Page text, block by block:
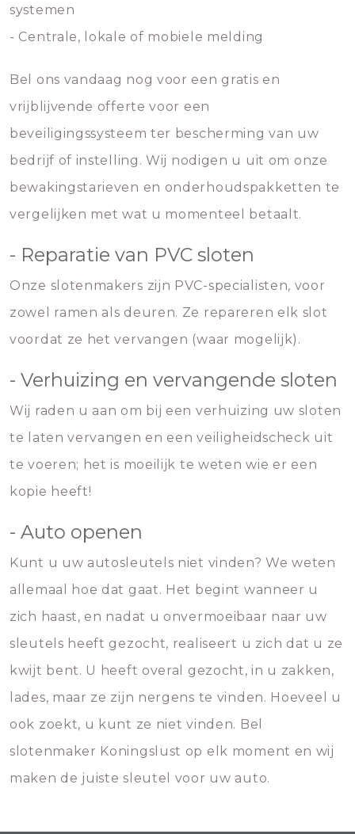
systemen
- Centrale, lokale of mobiele melding
Bel ons vandaag nog voor een gratis en
vrijblijvende offerte voor een
beveiligingssysteem ter bescherming van uw
bedrijf of instelling. Wij nodigen u uit om onze
bewakingstarieven en onderhoudspakketten te
vergelijken met wat u momenteel betaalt.
- Reparatie van PVC sloten
Onze slotenmakers zijn PVC-specialisten, voor
zowel ramen als deuren. Ze repareren elk slot
voordat ze het vervangen (waar mogelijk).
- Verhuizing en vervangende sloten
Wij raden u aan om bij een verhuizing uw sloten
te laten vervangen en een veiligheidscheck uit
te voeren; het is moeilijk te weten wie er een
kopie heeft!
- Auto openen
Kunt u uw autosleutels niet vinden? We weten
allemaal hoe dat gaat. Het begint wanneer u
zich haast, en nadat u onvermoeibaar naar uw
sleutels heeft gezocht, realiseert u zich dat u ze
kwijt bent. U heeft overal gezocht, in u zakken,
lades, maar ze zijn nergens te vinden. Hoeveel u
ook zoekt, u kunt ze niet vinden. Bel
slotenmaker Koningslust op elk moment en wij
maken de juiste sleutel voor uw auto.